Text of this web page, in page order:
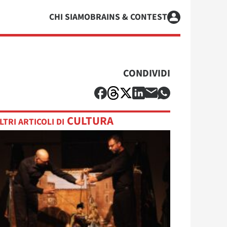
CHI SIAMOBRAINS & CONTEST
CONDIVIDI
ARTICOLI DI CULTURA